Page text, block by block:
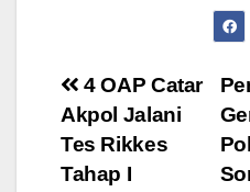
Post
navigation
4 OAP Catar
Akpol Jalani
Tes Rikkes
Tahap I